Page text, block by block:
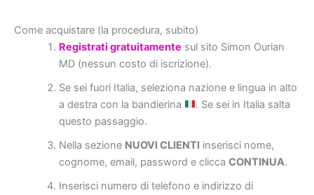
Come acquistare (la procedura, subito)
Registrati gratuitamente sul sito Simon Ourian
MD (nessun costo di iscrizione).
Se sei fuori Italia, seleziona nazione e lingua in alto
a destra con la bandierina
. Se sei in Italia salta
questo passaggio.
Nella sezione NUOVI CLIENTI inserisci nome,
cognome, email, password e clicca CONTINUA.
Inserisci numero di telefono e indirizzo di